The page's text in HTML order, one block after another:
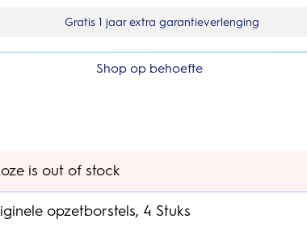
Gratis 1 jaar extra garantieverlenging
Shop op behoefte
is out of stock
opzetborstels, 4 Stuks